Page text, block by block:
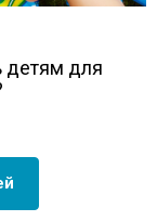
детям для